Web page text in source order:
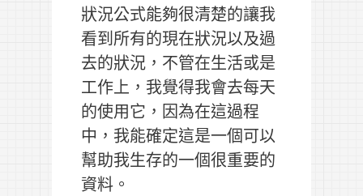
狀況公式能夠很清楚的讓我
看到所有的現在狀況以及過
去的狀況，不管在生活或是
工作上，我覺得我會去每天
的使用它，因為在這過程
中，我能確定這是一個可以
幫助我生存的一個很重要的
資料。